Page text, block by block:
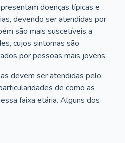
doenças típicas e
devendo ser atendidas por
são mais suscetíveis a
cujos sintomas são
por pessoas mais jovens.
devem ser atendidas pelo
de como as
faixa etária. Alguns dos